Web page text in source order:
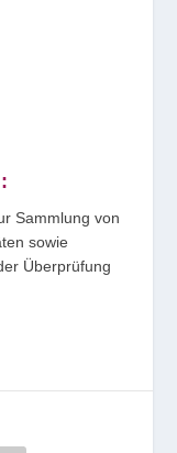
Sammlung von
sowie
Überprüfung